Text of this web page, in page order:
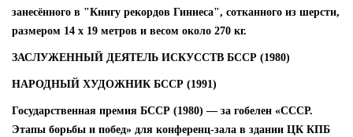
занесённого в "Книгу рекордов Гиннеса", сотканного из шерсти,
размером 14 х 19 метров и весом около 270 кг.
ЗАСЛУЖЕННЫЙ ДЕЯТЕЛЬ ИСКУССТВ БССР (1980)
НАРОДНЫЙ ХУДОЖНИК БССР (1991)
Государственная премия БССР (1980) — за гобелен «СССР.
Этапы борьбы и побед» для конференц-зала в здании ЦК КПБ